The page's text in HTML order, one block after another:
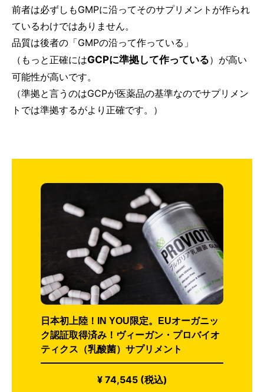
前者は必ずしもGMPに沿ってそのサプリメントが作られ
ているわけではありません。
品質は後者の「GMPの沿って作っている」
（もっと正確にはGCPに準拠して作っている）が高い
可能性が高いです。
（準拠と言うのはGCPが医薬品の基準なのでサプリメン
トでは準拠するがより正確です。）
日本初上陸！IN YOU限定。EUオーガニッ
ク認証取得済み！ヴィーガン・プロバイオ
ティクス（乳酸菌）サプリメント
¥ 74,545 (税込)